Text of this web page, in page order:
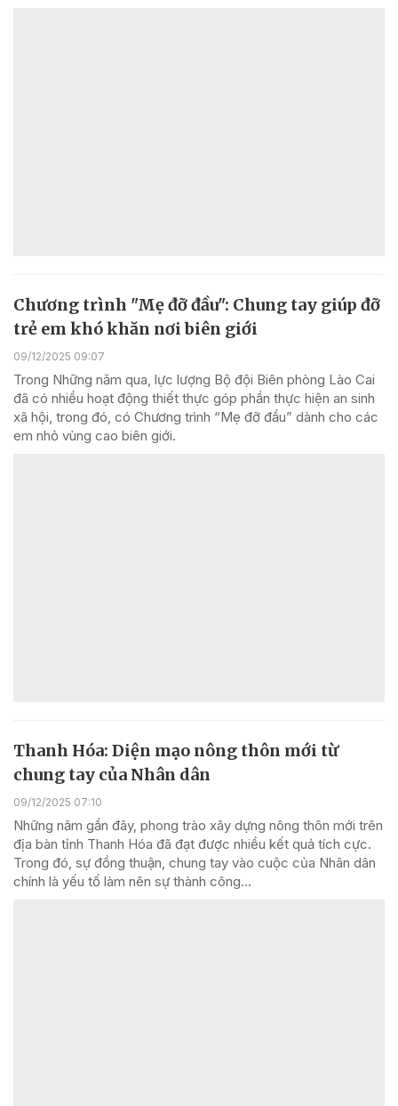
Chương trình "Mẹ đỡ đầu": Chung tay giúp đỡ
trẻ em khó khăn nơi biên giới
09/12/2025 09:07
Trong Những năm qua, lực lượng Bộ đội Biên phòng Lào Cai
đã có nhiều hoạt động thiết thực góp phần thực hiện an sinh
xã hội, trong đó, có Chương trình “Mẹ đỡ đầu” dành cho các
em nhỏ vùng cao biên giới.
Thanh Hóa: Diện mạo nông thôn mới từ
chung tay của Nhân dân
09/12/2025 07:10
Những năm gần đây, phong trào xây dựng nông thôn mới trên
địa bàn tỉnh Thanh Hóa đã đạt được nhiều kết quả tích cực.
Trong đó, sự đồng thuận, chung tay vào cuộc của Nhân dân
chính là yếu tố làm nên sự thành công...